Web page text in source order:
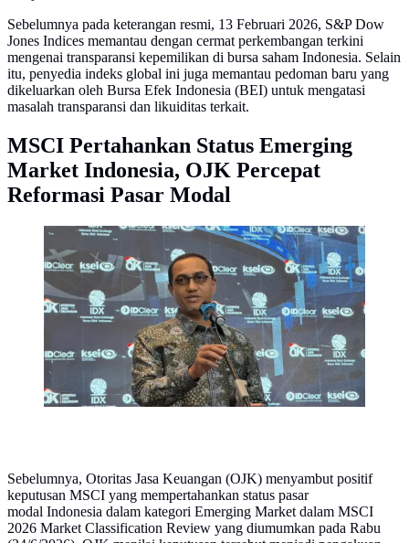
Sebelumnya pada keterangan resmi, 13 Februari 2026, S&P Dow
Jones Indices memantau dengan cermat perkembangan terkini
mengenai transparansi kepemilikan di bursa saham Indonesia. Selain
itu, penyedia indeks global ini juga memantau pedoman baru yang
dikeluarkan oleh Bursa Efek Indonesia (BEI) untuk mengatasi
masalah transparansi dan likuiditas terkait.
MSCI Pertahankan Status Emerging
Market Indonesia, OJK Percepat
Reformasi Pasar Modal
Kepala Eksekutif Pengawas Pasar Modal, Keuangan
Derivatif dan Bursa Karbon OJK, Hasan Fawzi, Rabu
(13/5/2026). (Foto: Liputan6.com/Tira Santia)
Sebelumnya, Otoritas Jasa Keuangan (OJK) menyambut positif
keputusan MSCI yang mempertahankan status pasar
modal Indonesia dalam kategori Emerging Market dalam MSCI
2026 Market Classification Review yang diumumkan pada Rabu